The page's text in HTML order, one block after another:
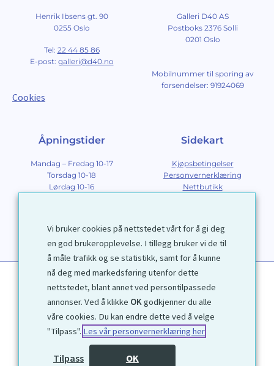
Henrik Ibsens gt. 90
0255 Oslo
Tel: 22 44 85 86
E-post: galleri@d40.no
Cookies
Galleri D40 AS
Postboks 2376 Solli
0201 Oslo
Mobilnummer til sporing av
forsendelser: 91924069
Åpningstider
Mandag – Fredag 10-17
Torsdag 10-18
Lørdag 10-16
Sidekart
Kjøpsbetingelser
Personvernerklæring
Nettbutikk
Kontakt
1972 © Galleri D40 AS
Vi bruker cookies på nettstedet vårt for å gi deg
en god brukeropplevelse. I tillegg bruker vi de til
å måle trafikk og se statistikk, samt for å kunne
nå deg med markedsføring utenfor dette
nettstedet, blant annet ved persontilpassede
annonser. Ved å klikke OKgodkjenner du alle
våre cookies. Du kan endre dette ved å velge
"Tilpass". Les vår personvernerklæring her
Tilpass OK